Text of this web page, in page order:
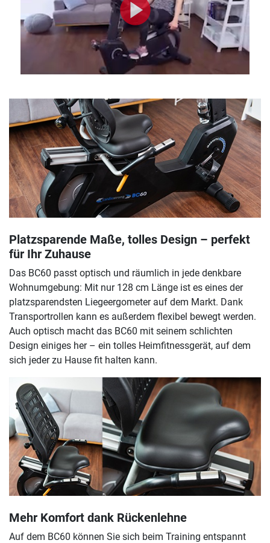
Platzsparende Maße, tolles Design – perfekt
für Ihr Zuhause
Das BC60 passt optisch und räumlich in jede denkbare
Wohnumgebung: Mit nur 128 cm Länge ist es eines der
platzsparendsten Liegeergometer auf dem Markt. Dank
Transportrollen kann es außerdem flexibel bewegt werden.
Auch optisch macht das BC60 mit seinem schlichten
Design einiges her – ein tolles Heimfitnessgerät, auf dem
sich jeder zu Hause fit halten kann.
Mehr Komfort dank Rückenlehne
Auf dem BC60 können Sie sich beim Training entspannt